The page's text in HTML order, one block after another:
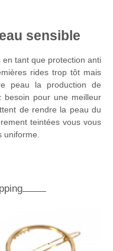
sensible
tant que protection anti
rides trop tôt mais
peau la production de
besoin pour une meilleur
de rendre la peau du
teintées vous vous
uniforme.